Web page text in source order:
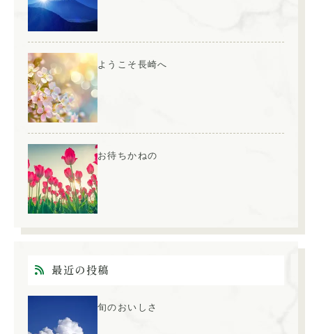
ようこそ長崎へ
お待ちかねの
最近の投稿
旬のおいしさ